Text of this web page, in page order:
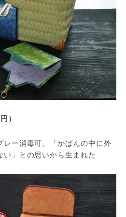
）
レー消毒可。「かばんの中に外
い」との思いから生まれた